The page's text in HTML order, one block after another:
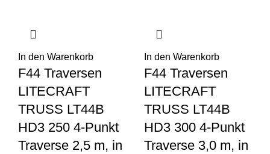
In den Warenkorb
F44 Traversen
LITECRAFT
TRUSS LT44B
HD3 250 4-Punkt
Traverse 2,5 m, in
In den Warenkorb
F44 Traversen
LITECRAFT
TRUSS LT44B
HD3 300 4-Punkt
Traverse 3,0 m, in